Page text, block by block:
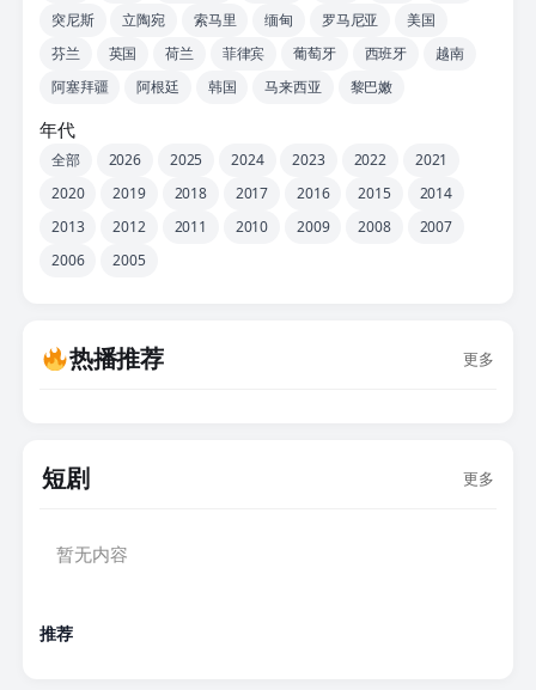
突尼斯
立陶宛 索马里 缅甸 罗马尼亚
美国
芬兰
英国 荷兰 菲律宾 葡萄牙 西班牙
越南
阿塞拜疆
阿根廷 韩国 马来西亚 黎巴嫩
年代
全部 2026 2025 2024 2023 2022
2021
2020
2019 2018 2017 2016 2015
2014
2013
2012 2011 2010 2009 2008
2007
2006
2005
热播推荐 更多
短剧 更多
暂无内容
推荐